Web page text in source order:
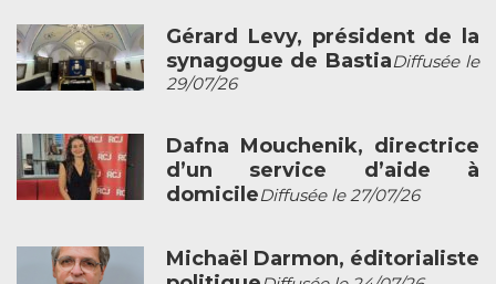
Gérard Levy, président de la
synagogue de BastiaDiffusée le
29/07/26
Dafna Mouchenik, directrice
d’un service d’aide à
domicileDiffusée le 27/07/26
Michaël Darmon, éditorialiste